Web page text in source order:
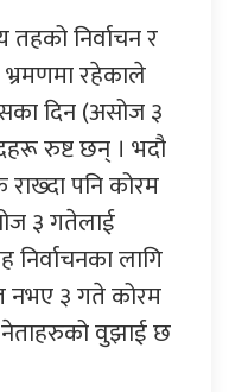
तहको निर्वाचन र
रहेकाले
दिन (असोज ३
रुष्ट छन् । भदौ
पनि कोरम
३ गतेलाई
निर्वाचनका लागि
नभए ३ गते कोरम
नेताहरुको वुझाई छ